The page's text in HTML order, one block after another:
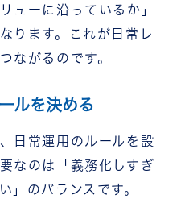
ューに沿っているか」
ります。これが日常レ
ながるのです。
ルを決める
日常運用のルールを設
なのは「義務化しすぎ
」のバランスです。